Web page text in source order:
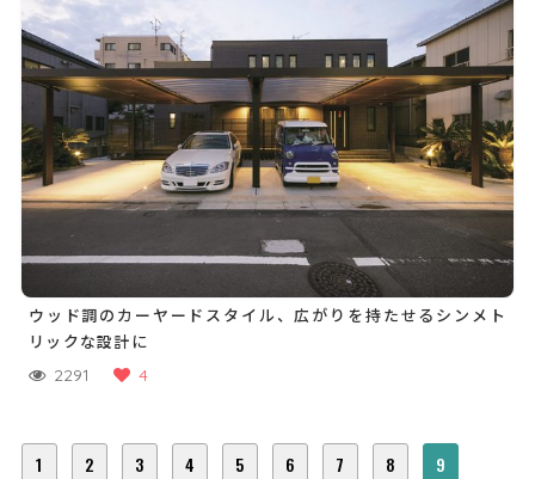
ウッド調のカーヤードスタイル、広がりを持たせるシンメト
リックな設計に
2291 4
1 2 3 4 5 6 7 8 9